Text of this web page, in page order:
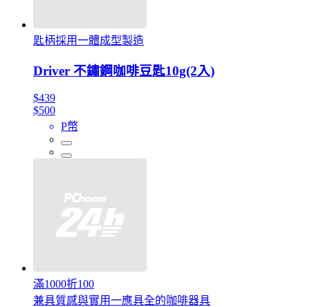
匙柄採用一體成型製造
Driver 不鏽鋼咖啡豆匙10g(2入)
$439
$500
P幣
滿1000折100
兼具質感與實用一應具全的咖啡器具